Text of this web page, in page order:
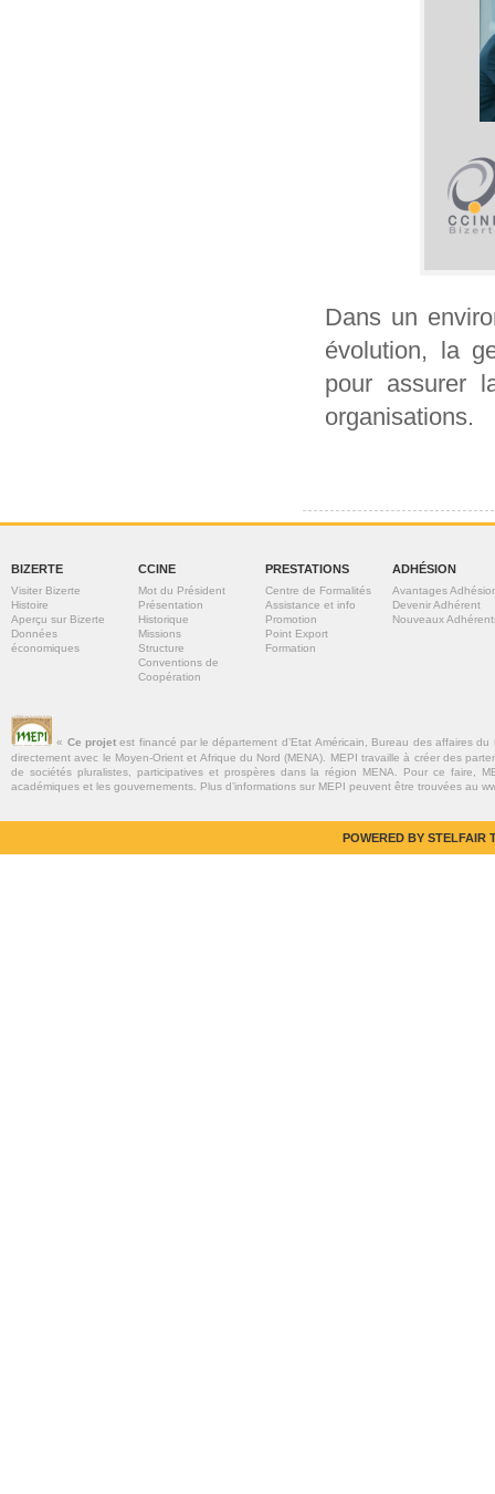
Dans un
évolution, la
pour assurer
organisations.
BIZERTE
Visiter Bizerte
Histoire
Aperçu sur Bizerte
Données
économiques
CCINE
Mot du Président
Présentation
Historique
Missions
Structure
Conventions de
Coopération
PRESTATIONS
Centre de Formalités
Assistance et info
Promotion
Point Export
Formation
ADHÉSION
Avantages
Devenir Adhérent
Nouveaux
« Ce projetest financé par le département d’Etat Américain, Bureau des affaires
directement avec le Moyen-Orient et Afrique du Nord (MENA). MEPI travaille à créer des
de sociétés pluralistes, participatives et prospères dans la région MENA. Pour ce faire,
académiques et les gouvernements. Plus d’informations sur MEPI peuvent être trouvées au
POWERED BY STELFAIR